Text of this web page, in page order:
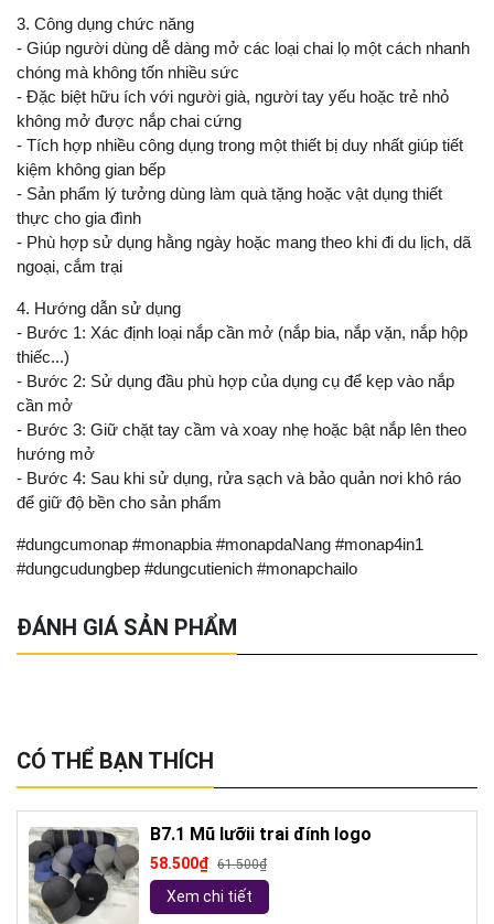
3. Công dụng chức năng
- Giúp người dùng dễ dàng mở các loại chai lọ một cách nhanh
chóng mà không tốn nhiều sức
- Đặc biệt hữu ích với người già, người tay yếu hoặc trẻ nhỏ
không mở được nắp chai cứng
- Tích hợp nhiều công dụng trong một thiết bị duy nhất giúp tiết
kiệm không gian bếp
- Sản phẩm lý tưởng dùng làm quà tặng hoặc vật dụng thiết
thực cho gia đình
- Phù hợp sử dụng hằng ngày hoặc mang theo khi đi du lịch, dã
ngoại, cắm trại
4. Hướng dẫn sử dụng
- Bước 1: Xác định loại nắp cần mở (nắp bia, nắp vặn, nắp hộp
thiếc...)
- Bước 2: Sử dụng đầu phù hợp của dụng cụ để kẹp vào nắp
cần mở
- Bước 3: Giữ chặt tay cầm và xoay nhẹ hoặc bật nắp lên theo
hướng mở
- Bước 4: Sau khi sử dụng, rửa sạch và bảo quản nơi khô ráo
để giữ độ bền cho sản phẩm
#dungcumonap #monapbia #monapdaNang #monap4in1
#dungcudungbep #dungcutienich #monapchailo
ĐÁNH GIÁ SẢN PHẨM
CÓ THỂ BẠN THÍCH
B7.1 Mũ lưỡii trai đính logo
58.500₫ 61.500₫
Xem chi tiết